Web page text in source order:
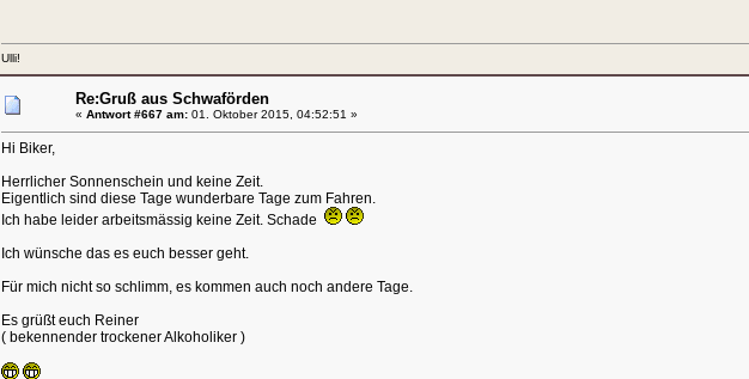
Ulli!
Re:Gruß aus Schwaförden
« Antwort #667 am:01. Oktober 2015, 04:52:51 »
Hi Biker,
Herrlicher Sonnenschein und keine Zeit.
Eigentlich sind diese Tage wunderbare Tage zum Fahren.
Ich habe leider arbeitsmässig keine Zeit. Schade
Ich wünsche das es euch besser geht.
Für mich nicht so schlimm, es kommen auch noch andere Tage.
Es grüßt euch Reiner
( bekennender trockener Alkoholiker )